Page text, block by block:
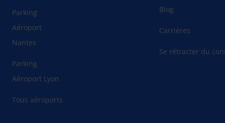
Parking
Aéroport
Nantes
Parking
Aéroport Lyon
Tous aéroports
Blog
Carrières
Se rétracter du